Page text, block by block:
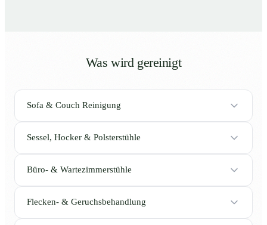
Was wird gereinigt
Sofa & Couch Reinigung
Sessel, Hocker & Polsterstühle
Büro- & Wartezimmerstühle
Flecken- & Geruchsbehandlung